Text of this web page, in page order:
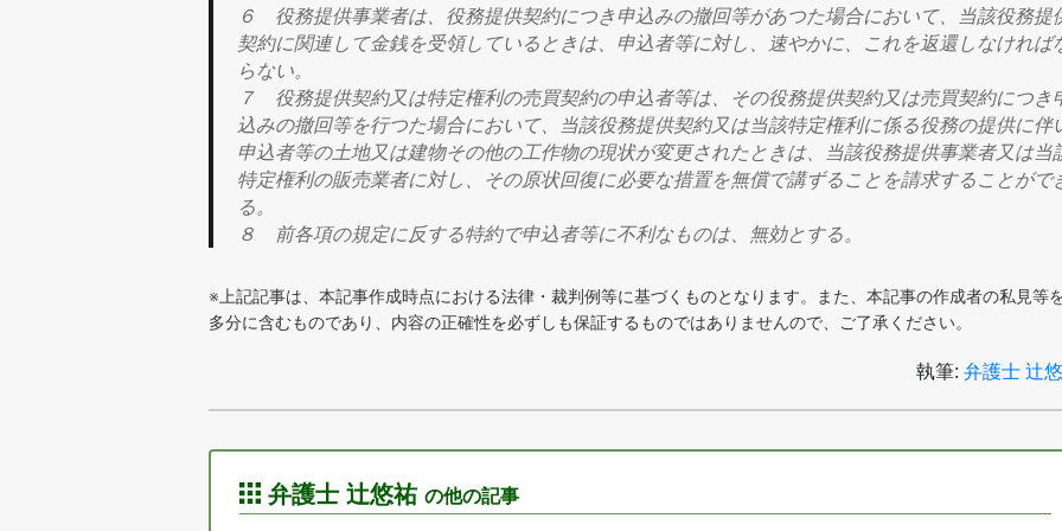
６ 役務提供事業者は、役務提供契約につき申込みの撤回等があつた場合において、当該役務提
契約に関連して金銭を受領しているときは、申込者等に対し、速やかに、これを返還しなければ
らない。
７ 役務提供契約又は特定権利の売買契約の申込者等は、その役務提供契約又は売買契約につき
込みの撤回等を行つた場合において、当該役務提供契約又は当該特定権利に係る役務の提供に伴
申込者等の土地又は建物その他の工作物の現状が変更されたときは、当該役務提供事業者又は当
特定権利の販売業者に対し、その原状回復に必要な措置を無償で講ずることを請求することがで
る。
８ 前各項の規定に反する特約で申込者等に不利なものは、無効とする。
※上記記事は、本記事作成時点における法律・裁判例等に基づくものとなります。また、本記事の作成者の私見等
多分に含むものであり、内容の正確性を必ずしも保証するものではありませんので、ご了承ください。
執筆: 弁護士 辻
弁護士 辻悠祐 の他の記事